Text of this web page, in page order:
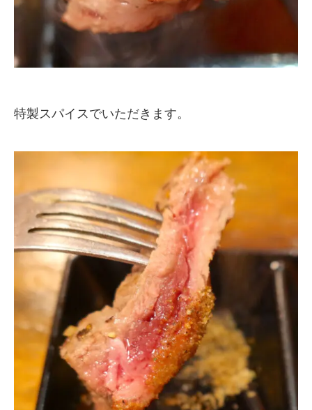
特製スパイスでいただきます。